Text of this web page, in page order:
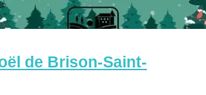
de Brison-Saint-